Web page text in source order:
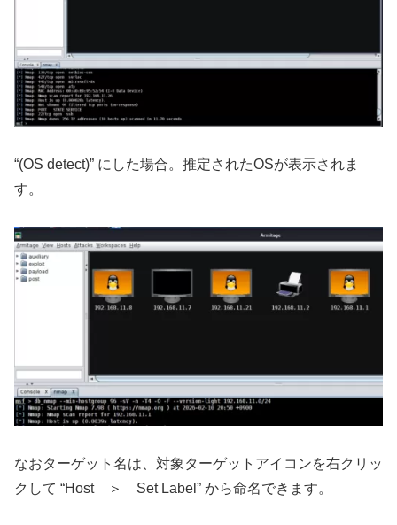
“(OS detect)” にした場合。推定されたOSが表示されま
す。
なおターゲット名は、対象ターゲットアイコンを右クリッ
クして “Host ＞ Set Label” から命名できます。